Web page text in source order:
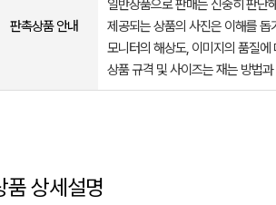
판촉상품 안내
일반상품으로 판매는 신중히 판단
제공되는 상품의 사진은 이해를
모니터의 해상도, 이미지의 품질
상품 규격 및 사이즈는 재는 방법
품 상세설명